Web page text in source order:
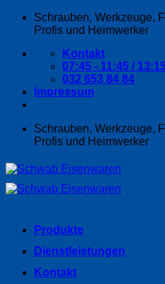
Zum
Schrauben, Werkzeuge,
Profis und Heimwerker
Kontakt
07:45 - 11:45 /
032 653 84 84
Impressum
Schrauben, Werkzeuge,
Profis und Heimwerker
Produkte
Dienstleistungen
Kontakt